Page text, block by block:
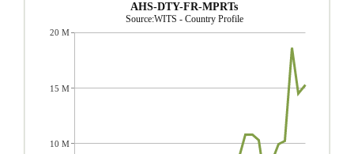
AHS-DTY-FR-MPRTs
Source:WITS - Country Profile
20 M
15 M
10 M